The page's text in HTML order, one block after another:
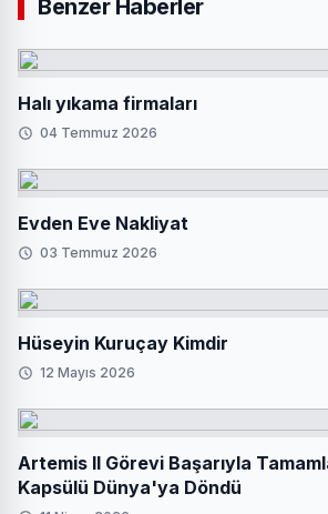
Benzer Haberler
Halı yıkama firmaları
04 Temmuz 2026
Evden Eve Nakliyat
03 Temmuz 2026
Hüseyin Kuruçay Kimdir
12 Mayıs 2026
Artemis II Görevi Başarıyla
Kapsülü Dünya'ya Döndü